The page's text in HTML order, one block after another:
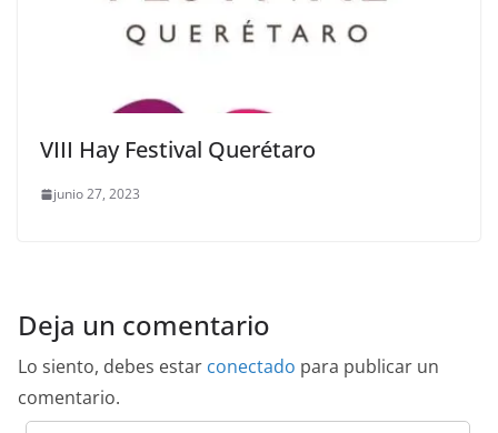
VIII Hay Festival Querétaro
junio 27, 2023
Deja un comentario
Lo siento, debes estar conectado para publicar un
comentario.